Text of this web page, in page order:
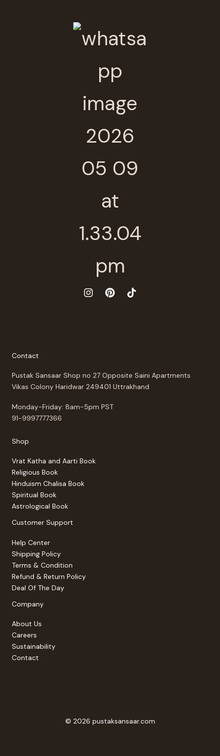
Contact
Pustak Sansaar Shop no 27 Opposite Saini Apartments
Vikas Colony Haridwar 249401 Uttrakhand
Monday-Friday: 8am-5pm PST
91-9997777366
Shop
Vrat Katha and Aarti Book
Religious Book
Hinduism Chalisa Book
Spiritual Book
Astrological Book
Customer Support
Help Center
Shipping Policy
Terms & Condition
Refund & Return Policy
Deal Of The Day
Company
About Us
Careers
Sustainability
Contact
© 2026 pustaksansaar.com